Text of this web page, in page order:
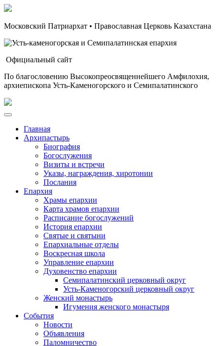
Московский Патриархат • Православная Церковь Казахстана
Официальный сайт
По благословению Высокопреосвященнейшего Амфилохия,
архиепископа Усть-Каменогорского и Семипалатинского
Главная
Архипастырь
Биография
Богослужения
Визиты и встречи
Указы, награждения, хиротонии
Послания
Епархия
Храмы епархии
Карта храмов епархии
Расписание богослужений
История епархии
Святые и святыни
Епархиальные отделы
Воскресная школа
Управление епархии
Духовенство епархии
Семипалатинский церковный округ
Усть-Каменогорский церковный округ
Женский монастырь
Игумения женского монастыря
События
Новости
Объявления
Паломничество